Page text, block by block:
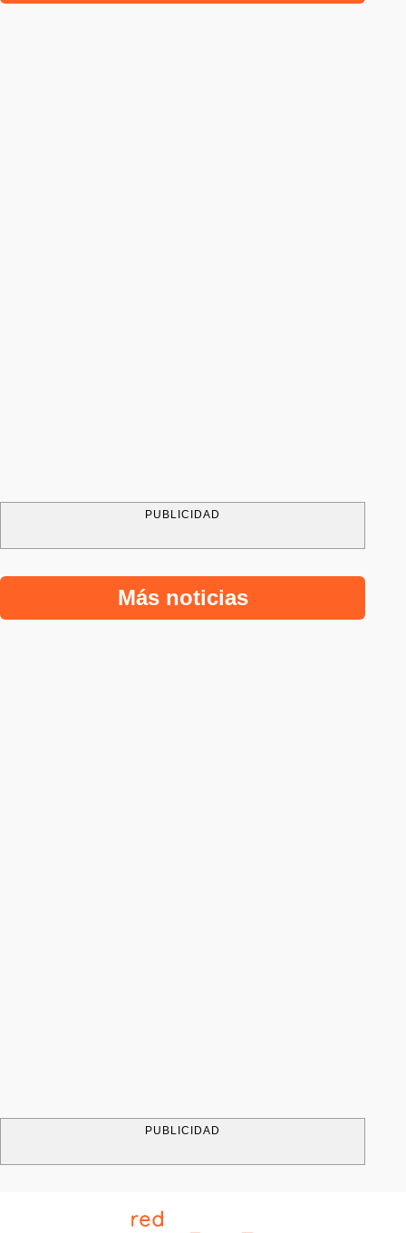
PUBLICIDAD
Más noticias
PUBLICIDAD